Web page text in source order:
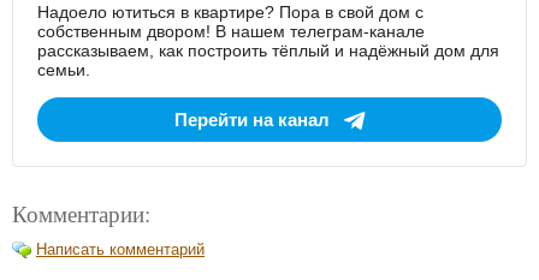
Надоело ютиться в квартире? Пора в свой дом с
собственным двором! В нашем телеграм-канале
рассказываем, как построить тёплый и надёжный дом для
семьи.
Перейти на канал
Комментарии:
Написать комментарий